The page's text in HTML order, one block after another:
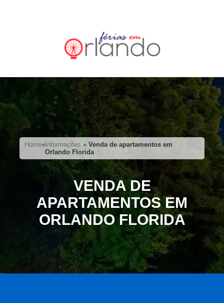
Home» Informações »Venda de apartamentos em
Orlando Florida
VENDA DE
APARTAMENTOS EM
ORLANDO FLORIDA